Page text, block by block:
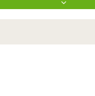
вопросы
Задать вопрос